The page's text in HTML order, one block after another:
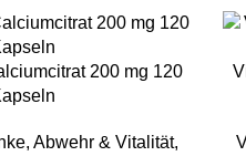
200 mg 120
,Abwehr & Vitalität,